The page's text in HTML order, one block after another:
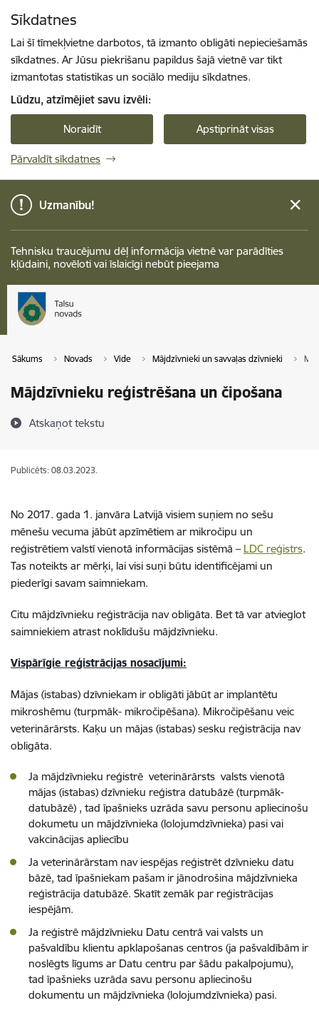
Sīkdatnes
Lai šī tīmekļvietne darbotos, tā izmanto obligāti nepieciešamās
sīkdatnes. Ar Jūsu piekrišanu papildus šajā vietnē var tikt
izmantotas statistikas un sociālo mediju sīkdatnes.
Lūdzu, atzīmējiet savu izvēli:
Noraidīt Apstiprināt visas
Pārvaldīt sīkdatnes
Uzmanību!
Tehnisku traucējumu dēļ informācija vietnē var parādīties
kļūdaini, novēloti vai īslaicīgi nebūt pieejama
Sākums Novads Vide Mājdzīvnieki un savvaļas dzīvnieki
Mājdzīvnieku reģistrēšana un čipošana
Atskaņot tekstu
Publicēts: 08.03.2023.
No 2017. gada 1. janvāra Latvijā visiem suņiem no sešu
mēnešu vecuma jābūt apzīmētiem ar mikročipu un
reģistrētiem valstī vienotā informācijas sistēmā – LDC reģistrs.
Tas noteikts ar mērķi, lai visi suņi būtu identificējami un
piederīgi savam saimniekam.
Citu mājdzīvnieku reģistrācija nav obligāta. Bet tā var atvieglot
saimniekiem atrast noklīdušu mājdzīvnieku.
Vispārīgie reģistrācijas nosacījumi:
Mājas (istabas) dzīvniekam ir obligāti jābūt ar implantētu
mikroshēmu (turpmāk- mikročipēšana). Mikročipēšanu veic
veterinārārsts. Kaķu un mājas (istabas) sesku reģistrācija nav
obligāta.
Ja mājdzīvnieku reģistrē veterinārārsts valsts vienotā
mājas (istabas) dzīvnieku reģistra datubāzē (turpmāk-
datubāzē) , tad īpašnieks uzrāda savu personu apliecinošu
dokumetu un mājdzīvnieka (lolojumdzīvnieka) pasi vai
vakcinācijas apliecību
Ja veterinārārstam nav iespējas reģistrēt dzīvnieku datu
bāzē, tad īpašniekam pašam ir jānodrošina mājdzīvnieka
reģistrācija datubāzē. Skatīt zemāk par reģistrācijas
iespējām.
Ja reģistrē mājdzīvnieku Datu centrā vai valsts un
pašvaldību klientu apklapošanas centros (ja pašvaldībām ir
noslēgts līgums ar Datu centru par šādu pakalpojumu),
tad īpašnieks uzrāda savu personu apliecinošu
dokumentu un mājdzīvnieka (lolojumdzīvnieka) pasi.